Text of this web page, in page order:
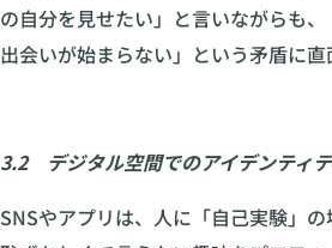
の自分を見せたい」と言いながらも
出会いが始まらない」という矛盾に直
3.2 デジタル空間でのアイデンティ
SNSやアプリは、人に「自己実験」